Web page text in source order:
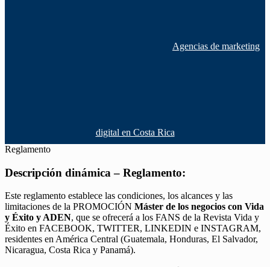
Agencias de marketing
digital en Costa Rica
Reglamento
Descripción dinámica – Reglamento:
Este reglamento establece las condiciones, los alcances y las
limitaciones de la PROMOCIÓN Máster de los negocios con Vida
y Éxito y ADEN, que se ofrecerá a los FANS de la Revista Vida y
Éxito en FACEBOOK, TWITTER, LINKEDIN e INSTAGRAM,
residentes en América Central (Guatemala, Honduras, El Salvador,
Nicaragua, Costa Rica y Panamá).